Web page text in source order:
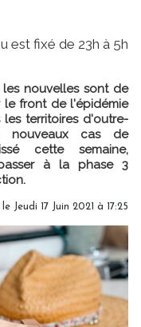
est fixé de 23h à 5h
nouvelles sont de
le front de l'épidémie
territoires d'outre-
nouveaux cas de
cette semaine,
à la phase 3
le Jeudi 17 Juin 2021 à 17:25